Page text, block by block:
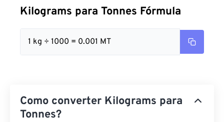
Kilograms para Tonnes Fórmula
1 kg ÷ 1000 = 0.001 MT
Como converter Kilograms para
Tonnes?